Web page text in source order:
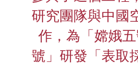
研究團隊與中國
作，為「嫦娥
號」研發「表取